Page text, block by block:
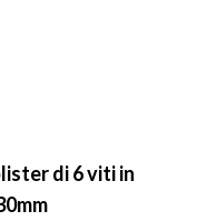
di 6 viti in